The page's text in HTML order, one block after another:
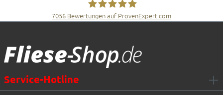
7056 Bewertungen auf ProvenExpert.com
Service-Hotline